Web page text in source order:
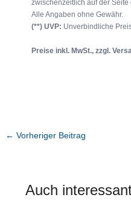
zwischenzeitlich auf der Seite
Alle Angaben ohne Gewähr.
(**) UVP: Unverbindliche
Preise inkl. MwSt., zzgl.
← Vorheriger Beitrag
Auch